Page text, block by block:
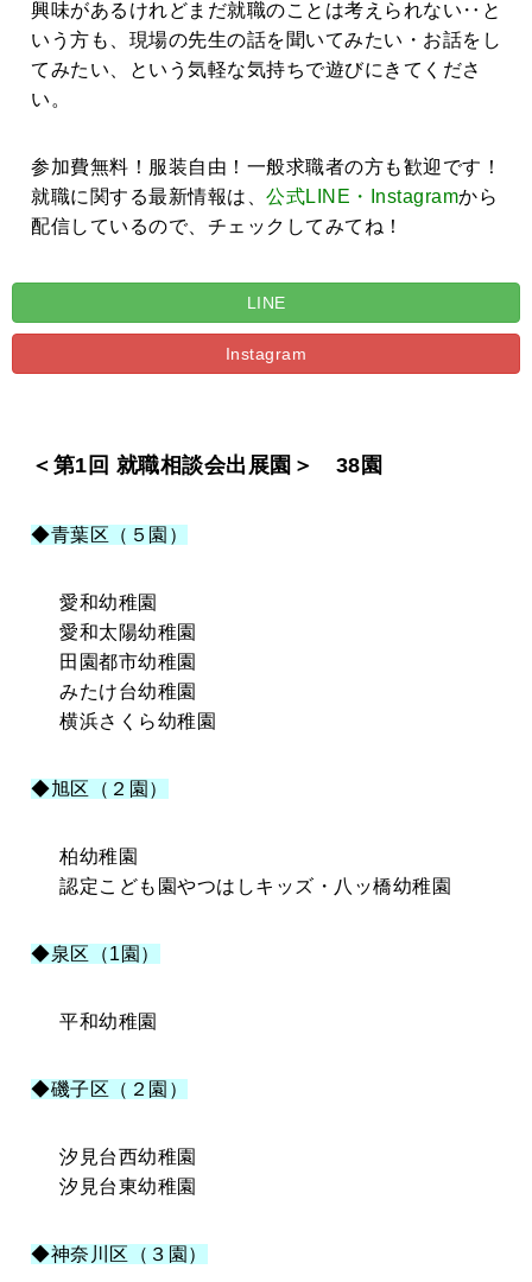
興味があるけれどまだ就職のことは考えられない‥と
いう方も、現場の先生の話を聞いてみたい・お話をし
てみたい、という気軽な気持ちで遊びにきてくださ
い。
参加費無料！服装自由！一般求職者の方も歓迎です！
就職に関する最新情報は、 公式LINE・Instagramから
配信しているので、チェックしてみてね！
LINE
Instagram
＜第1回 就職相談会出展園＞ 38園
◆青葉区（５園）
愛和幼稚園
愛和太陽幼稚園
田園都市幼稚園
みたけ台幼稚園
横浜さくら幼稚園
◆旭区（２園）
柏幼稚園
認定こども園やつはしキッズ・八ッ橋幼稚園
◆泉区（1園）
平和幼稚園
◆磯子区（２園）
汐見台西幼稚園
汐見台東幼稚園
◆神奈川区（３園）